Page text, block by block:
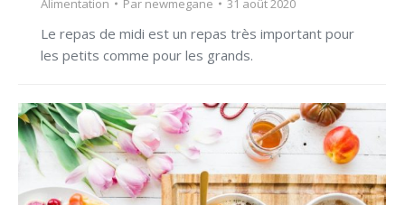
Alimentation Par newmegane 31 août 2020
Le repas de midi est un repas très important pour
les petits comme pour les grands.